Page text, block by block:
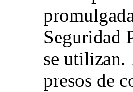
Seguridad
se utilizan.
presos de